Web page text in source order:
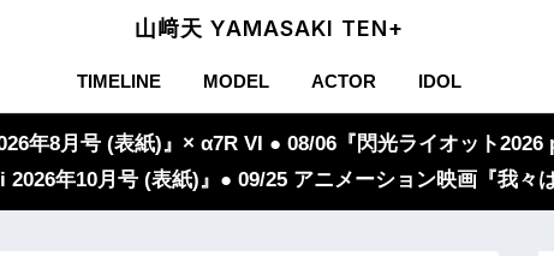
山﨑天 YAMASAKI TEN+
TIMELINE MODEL ACTOR IDOL
年8月号 (表紙)』× α7R VI ● 08/06『閃光ライオット
2026年10月号 (表紙)』● 09/25 アニメーション映画『我々